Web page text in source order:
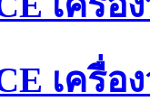
เครื่